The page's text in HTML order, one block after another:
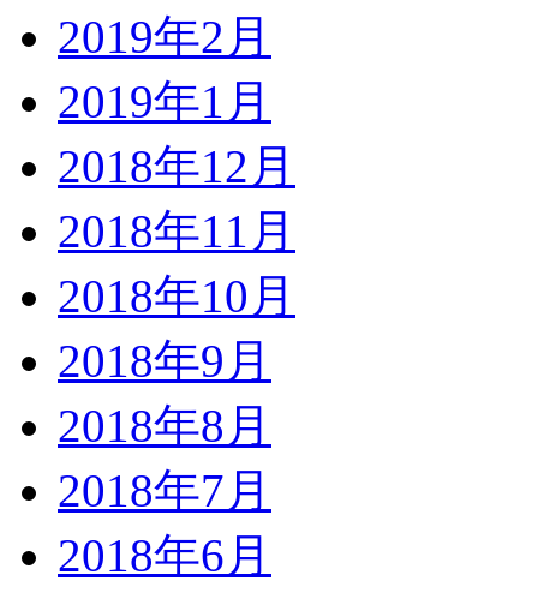
2019年2月
2019年1月
2018年12月
2018年11月
2018年10月
2018年9月
2018年8月
2018年7月
2018年6月